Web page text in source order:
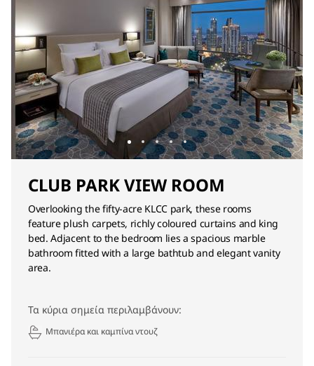
CLUB PARK VIEW ROOM
Overlooking the fifty-acre KLCC park, these rooms
feature plush carpets, richly coloured curtains and king
bed. Adjacent to the bedroom lies a spacious marble
bathroom fitted with a large bathtub and elegant vanity
area.
Τα κύρια σημεία περιλαμβάνουν:
Μπανιέρα και καμπίνα ντουζ